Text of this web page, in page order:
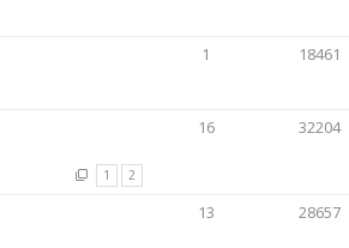
1 18461
1 2
16 32204
13 28657